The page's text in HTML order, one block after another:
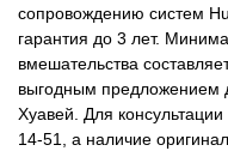
сопровождению систем
гарантия до 3 лет.
вмешательства
выгодным предложением
Хуавей. Для
14-51, а наличие